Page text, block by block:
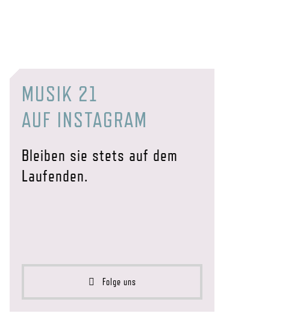
MUSIK 21
AUF INSTAGRAM
Bleiben sie stets auf dem
Laufenden.
Folge uns